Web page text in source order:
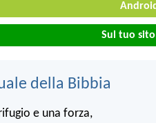
Android
Sul tuo
della Bibbia
e una forza,